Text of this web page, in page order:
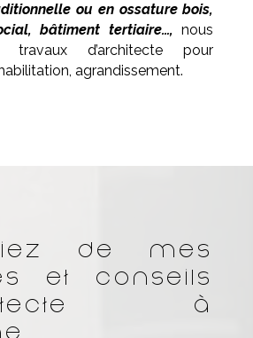
ou en ossature bois,
bâtiment tertiaire…, nous
travaux d’architecte pour
agrandissement.
de mes
et conseils
à